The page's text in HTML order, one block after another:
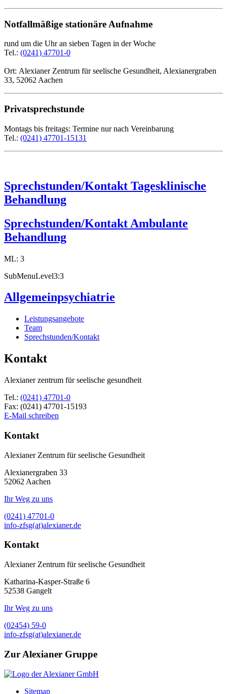
Notfallmäßige stationäre Aufnahme
rund um die Uhr an sieben Tagen in der Woche
Tel.: (0241) 47701-0
Ort: Alexianer Zentrum für seelische Gesundheit, Alexianergraben
33, 52062 Aachen
Privatsprechstunde
Montags bis freitags: Termine nur nach Vereinbarung
Tel.: (0241) 47701-15131
Sprechstunden/Kontakt Tagesklinische
Behandlung
Sprechstunden/Kontakt Ambulante
Behandlung
ML: 3
SubMenuLevel3:3
Allgemeinpsychiatrie
Leistungsangebote
Team
Sprechstunden/Kontakt
Kontakt
Alexianer zentrum für seelische gesundheit
Tel.: (0241) 47701-0
Fax: (0241) 47701-15193
E-Mail schreiben
Kontakt
Alexianer Zentrum für seelische Gesundheit
Alexianergraben 33
52062 Aachen
Ihr Weg zu uns
(0241) 47701-0
info-zfsg(at)alexianer.de
Kontakt
Alexianer Zentrum für seelische Gesundheit
Katharina-Kasper-Straße 6
52538 Gangelt
Ihr Weg zu uns
(02454) 59-0
info-zfsg(at)alexianer.de
Zur Alexianer Gruppe
Sitemap